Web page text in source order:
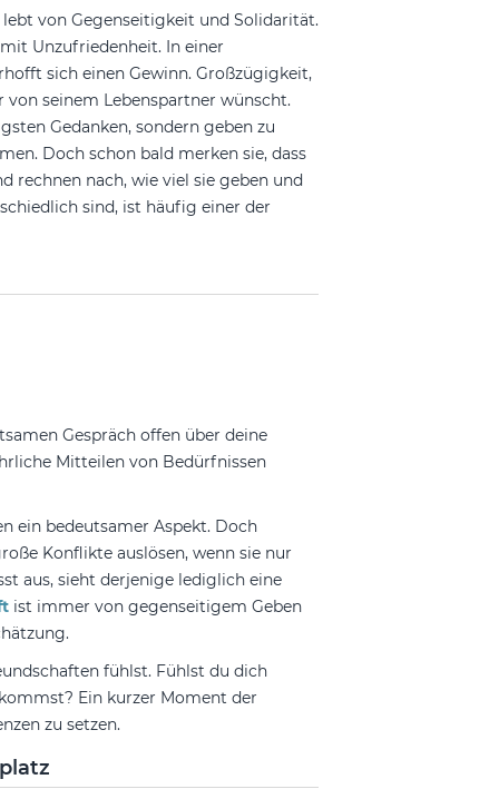
von Gegenseitigkeit und Solidarität.
Unzufriedenheit. In einer
sich einen Gewinn. Großzügigkeit,
seinem Lebenspartner wünscht.
Gedanken, sondern geben zu
Doch schon bald merken sie, dass
rechnen nach, wie viel sie geben und
sind, ist häufig einer der
Gespräch offen über deine
Mitteilen von Bedürfnissen
ein bedeutsamer Aspekt. Doch
Konflikte auslösen, wenn sie nur
aus, sieht derjenige lediglich eine
ist immer von gegenseitigem Geben
fühlst. Fühlst du dich
Ein kurzer Moment der
zu setzen.